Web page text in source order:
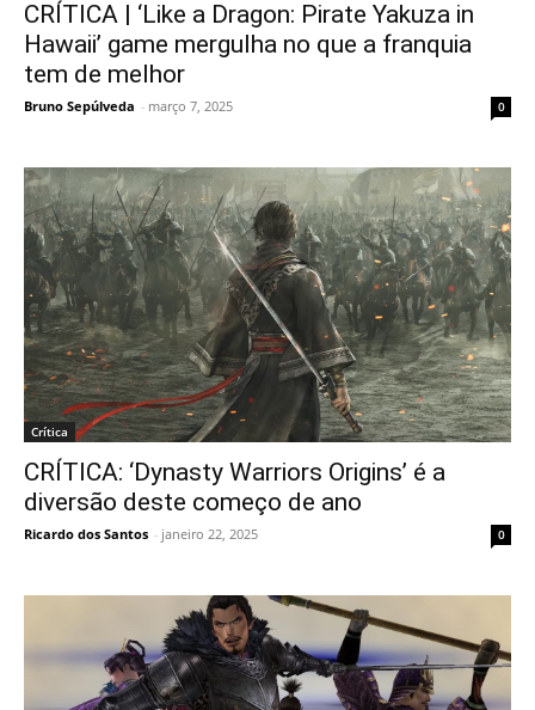
CRÍTICA | ‘Like a Dragon: Pirate Yakuza in
Hawaii’ game mergulha no que a franquia
tem de melhor
Bruno Sepúlveda - março 7, 2025 0
Crítica
CRÍTICA: ‘Dynasty Warriors Origins’ é a
diversão deste começo de ano
Ricardo dos Santos - janeiro 22, 2025 0